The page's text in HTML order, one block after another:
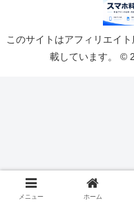
このサイトはアフィリエイ
載しています。 ©
メニュー ホーム